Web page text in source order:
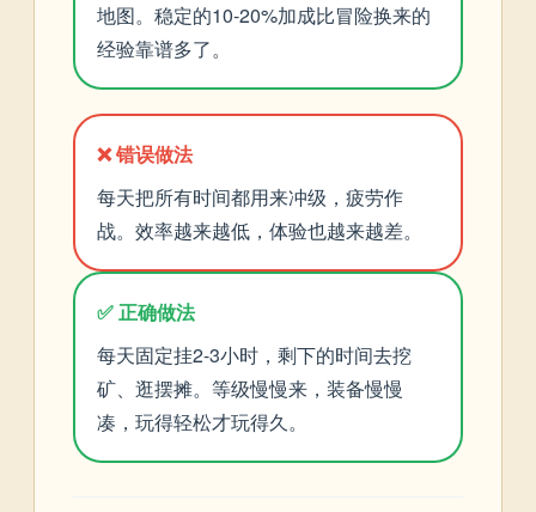
地图。稳定的10-20%加成比冒险换来的
经验靠谱多了。
❌ 错误做法
每天把所有时间都用来冲级，疲劳作
战。效率越来越低，体验也越来越差。
✅ 正确做法
每天固定挂2-3小时，剩下的时间去挖
矿、逛摆摊。等级慢慢来，装备慢慢
凑，玩得轻松才玩得久。